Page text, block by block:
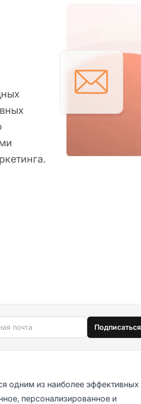
почта Подписаться
одним из наиболее эффективных
персонализированное и